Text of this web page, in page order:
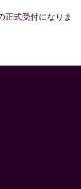
正式受付になりま